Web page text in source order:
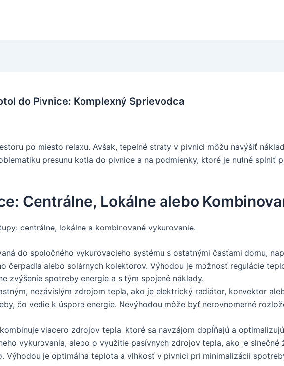
do Pivnice: Komplexný Sprievodca
po miesto relaxu. Avšak, tepelné straty v pivnici môžu navýšiť
presunu kotla do pivnice a na podmienky, ktoré je nutné splniť
Centrálne, Lokálne alebo
centrálne, lokálne a kombinované vykurovanie.
do spoločného vykurovacieho systému s ostatnými časťami domu,
čerpadla alebo solárnych kolektorov. Výhodou je možnosť regulácie
zvýšenie spotreby energie a s tým spojené náklady.
nezávislým zdrojom tepla, ako je elektrický radiátor, konvektor
čo vedie k úspore energie. Nevýhodou môže byť nerovnomerné
viacero zdrojov tepla, ktoré sa navzájom dopĺňajú a
vykurovania, alebo o využitie pasívnych zdrojov tepla, ako je slnečné
Výhodou je optimálna teplota a vlhkosť v pivnici pri minimalizácii